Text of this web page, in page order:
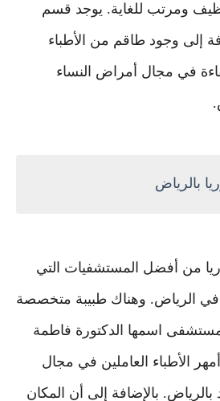
ومرتب للغاية. يوجد قسم
إلى وجود طاقم من الأطباء
في مجال أمراض النساء
من أفضل المستشفيات التي
في الرياض. وهناك طبيبة متخصصة
اسمها الدكتورة فاطمة
الأطباء العاملين في مجال
بالرياض. بالإضافة إلى أن المكان